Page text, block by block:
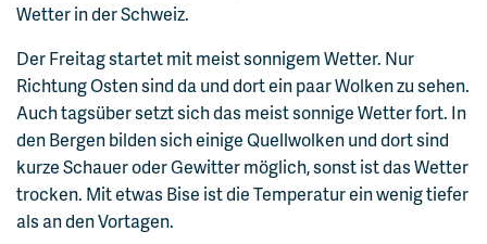
Wetter in der Schweiz.
Der Freitag startet mit meist sonnigem Wetter. Nur
Richtung Osten sind da und dort ein paar Wolken zu sehen.
Auch tagsüber setzt sich das meist sonnige Wetter fort. In
den Bergen bilden sich einige Quellwolken und dort sind
kurze Schauer oder Gewitter möglich, sonst ist das Wetter
trocken. Mit etwas Bise ist die Temperatur ein wenig tiefer
als an den Vortagen.